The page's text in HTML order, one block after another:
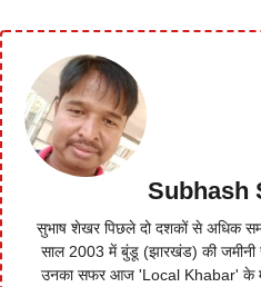
Subhash
सुभाष शेखर पिछले दो दशकों से अधिक
साल 2003 में बुंडू (झारखंड) की
उनका सफर आज 'Local Khabar' के